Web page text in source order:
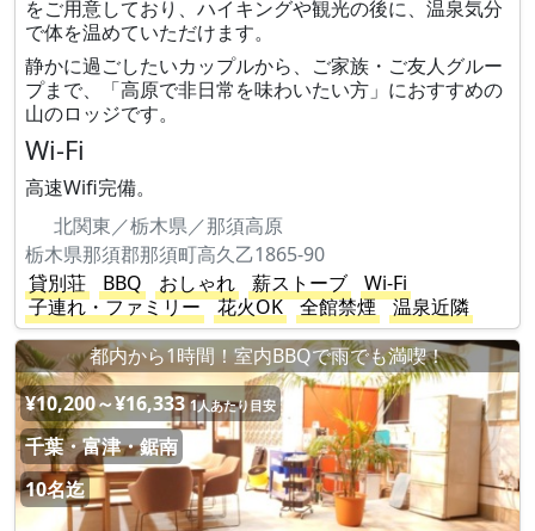
をご用意しており、ハイキングや観光の後に、温泉気分
で体を温めていただけます。
静かに過ごしたいカップルから、ご家族・ご友人グルー
プまで、「高原で非日常を味わいたい方」におすすめの
山のロッジです。
Wi-Fi
高速Wifi完備。
北関東／栃木県／那須高原
栃木県那須郡那須町高久乙1865-90
貸別荘
BBQ おしゃれ 薪ストーブ
Wi-Fi
子連れ・ファミリー
花火OK 全館禁煙
温泉近隣
都内から1時間！室内BBQで雨でも満喫！
¥10,200～¥16,333 1人あたり目安
千葉・富津・鋸南
10名迄